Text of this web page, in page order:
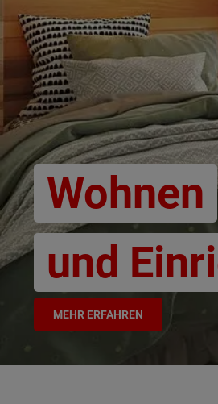
Wohnen
und
MEHR ERFAHREN